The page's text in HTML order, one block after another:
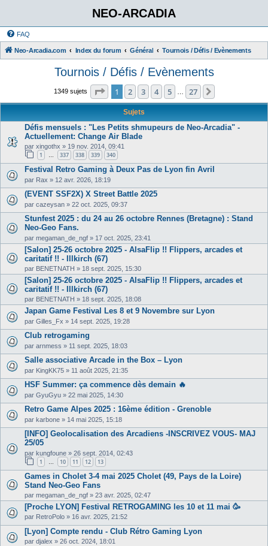
NEO-ARCADIA
FAQ
Neo-Arcadia.com Index du forum Général Tournois / Défis / Evènements
Tournois / Défis / Evènements
1349 sujets Page 1sur27
1 2 3 4 5 27
Sujets
Défis mensuels : "Les Petits shmupeurs de Neo-Arcadia" -
Actuellement: Change Air Blade
par xingothx » 19 nov. 2014, 09:41
1 … 337 338 339 340
Festival Retro Gaming à Deux Pas de Lyon fin Avril
par Rax » 12 avr. 2026, 18:19
(EVENT SSF2X) X Street Battle 2025
par cazeysan » 22 oct. 2025, 09:37
Stunfest 2025 : du 24 au 26 octobre Rennes (Bretagne) : Stand
Neo-Geo Fans.
par megaman_de_ngf » 17 oct. 2025, 23:41
[Salon] 25-26 octobre 2025 - AlsaFlip !! Flippers, arcades et
caritatif !! - Illkirch (67)
par BENETNATH » 18 sept. 2025, 15:30
[Salon] 25-26 octobre 2025 - AlsaFlip !! Flippers, arcades et
caritatif !! - Illkirch (67)
par BENETNATH » 18 sept. 2025, 18:08
Japan Game Festival Les 8 et 9 Novembre sur Lyon
par Gilles_Fx » 14 sept. 2025, 19:28
Club retrogaming
par arnmess » 11 sept. 2025, 18:03
Salle associative Arcade in the Box – Lyon
par KingKK75 » 11 août 2025, 21:35
HSF Summer: ça commence dès demain 🔥
par GyuGyu » 22 mai 2025, 14:30
Retro Game Alpes 2025 : 16ème édition - Grenoble
par karbone » 14 mai 2025, 15:18
[INFO] Geolocalisation des Arcadiens -INSCRIVEZ VOUS- MAJ
25/05
par kungfoune » 26 sept. 2014, 02:43
1 10 11 12 13
Games in Cholet 3-4 mai 2025 Cholet (49, Pays de la Loire)
Stand Neo-Geo Fans
par megaman_de_ngf » 23 avr. 2025, 02:47
[Proche LYON] Festival RETROGAMING les 10 et 11 mai 🥳
par RetroPolo » 16 avr. 2025, 21:52
[Lyon] Compte rendu - Club Rétro Gaming Lyon
par djalex » 26 oct. 2024, 18:01